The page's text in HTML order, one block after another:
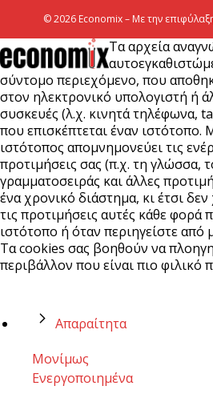
© 2026 Economix – Με την
Τα αρχεία
σύντομο περιεχόμενο, που
στον ηλεκτρονικό υπολογιστή ή
συσκευές (λ.χ. κινητά τηλέφωνα,
που επισκέπτεται έναν
ιστότοπος απομνημονεύει τις
προτιμήσεις σας (π.χ. τη γλώσσα,
γραμματοσειράς και άλλες
ένα χρονικό διάστημα, κι έτσι δεν
τις προτιμήσεις αυτές κάθε φορά
ιστότοπο ή όταν περιηγείστε από
Τα cookies σας βοηθούν να
περιβάλλον που είναι πιο φιλικό
Απαραίτητα
Μονίμως
Ενεργοποιημένα